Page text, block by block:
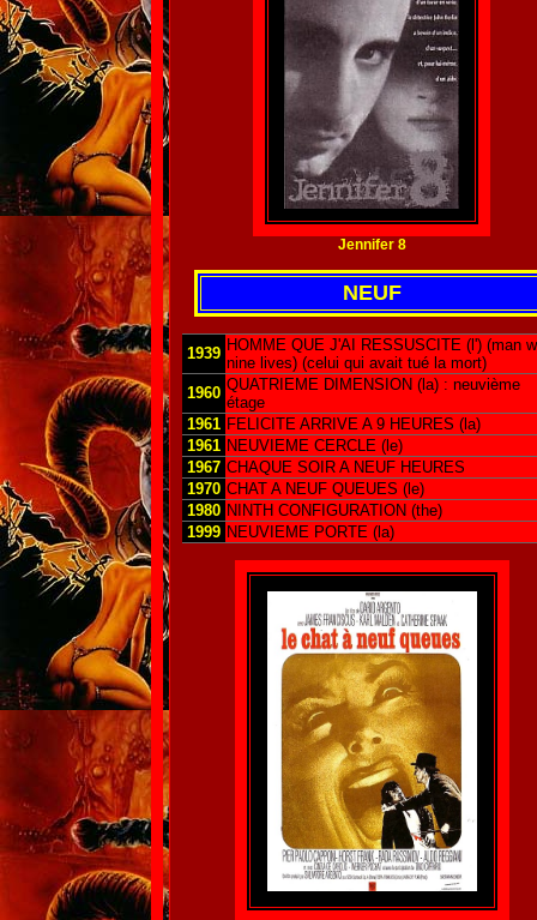
Jennifer 8
NEUF
1939 HOMME QUE J'AI RESSUSCITE (l') (man
nine lives) (celui qui avait tué la mort)
1960 QUATRIEME DIMENSION (la) : neuvième
étage
1961 FELICITE ARRIVE A 9 HEURES (la)
1961 NEUVIEME CERCLE (le)
1967 CHAQUE SOIR A NEUF HEURES
1970 CHAT A NEUF QUEUES (le)
1980 NINTH CONFIGURATION (the)
1999 NEUVIEME PORTE (la)